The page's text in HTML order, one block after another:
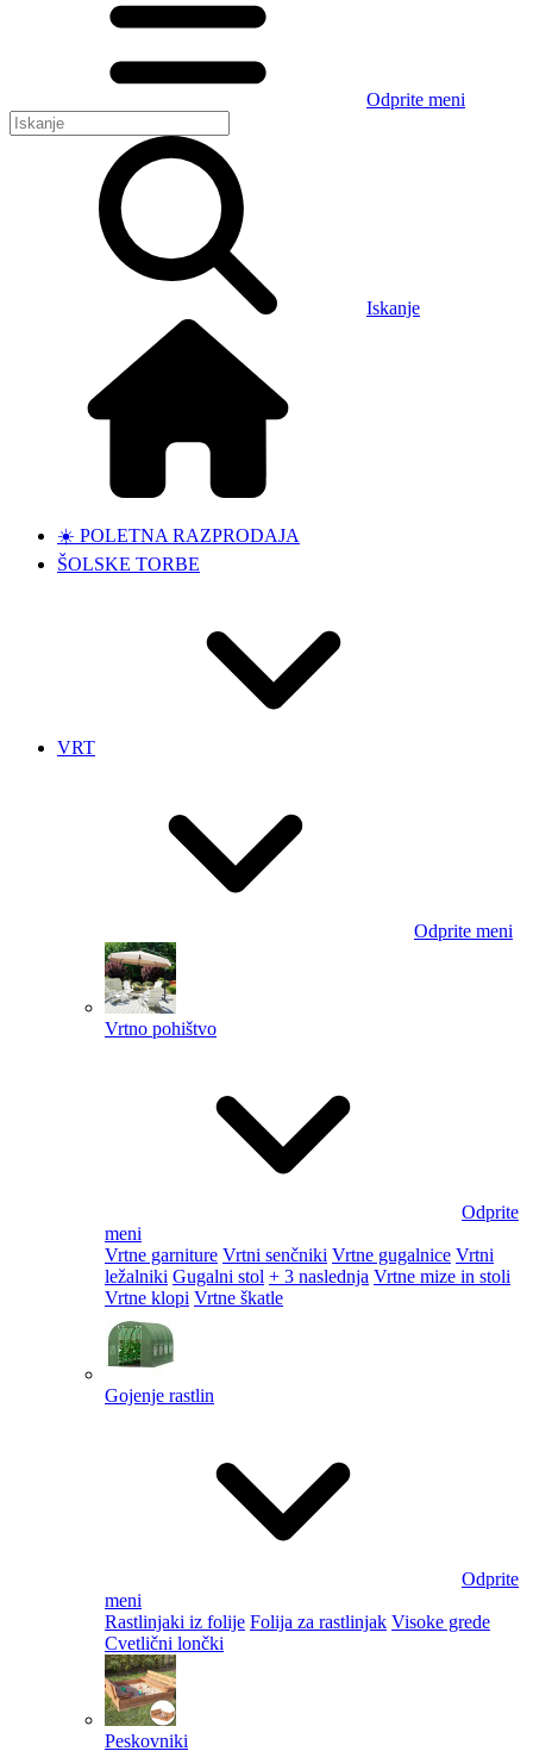
Odprite meni
Iskanje
☀️ POLETNA RAZPRODAJA
ŠOLSKE TORBE
VRT
Odprite meni
Vrtno pohištvo
Odprite
meni
Vrtne garniture Vrtni senčniki Vrtne gugalnice Vrtni
ležalniki Gugalni stol + 3 naslednja Vrtne mize in stoli
Vrtne klopi Vrtne škatle
Gojenje rastlin
Odprite
meni
Rastlinjaki iz folije Folija za rastlinjak Visoke grede
Cvetlični lončki
Peskovniki